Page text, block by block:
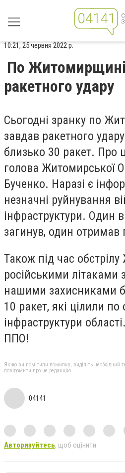
10:21, 25 червня 2022 р.
По Житомирщині
ракетного удару
Сьогодні зранку по
завдав ракетного
близько 30 ракет. Про
голова Житомирської
Бученко. Наразі є
незначні руйнування
інфраструктури. Один
загинув, один отримав
Також під час
російськими літаками
нашими захисниками
10 ракет, які цілили по
інфраструктури
ППО!
Якщо ви помітили помилку, виділіть необхідний
повідомити про це редакцію
04141
Авторизуйтесь, щоб оцінити